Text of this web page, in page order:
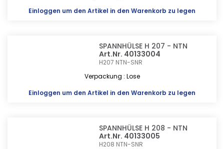
Einloggen um den Artikel in den Warenkorb zu legen
SPANNHÜLSE H 207 - NTN
Art.Nr. 40133004
H207 NTN-SNR
Verpackung : Lose
Einloggen um den Artikel in den Warenkorb zu legen
SPANNHÜLSE H 208 - NTN
Art.Nr. 40133005
H208 NTN-SNR